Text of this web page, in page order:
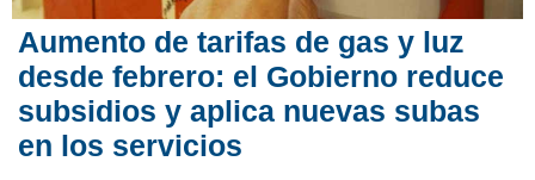
Aumento de tarifas de gas y luz
desde febrero: el Gobierno reduce
subsidios y aplica nuevas subas
en los servicios